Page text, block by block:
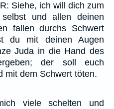
Siehe, ich will dich zum
und allen deinen
fallen durchs Schwert
du mit deinen Augen
Juda in die Hand des
der soll euch
mit dem Schwert töten.
viele schelten und